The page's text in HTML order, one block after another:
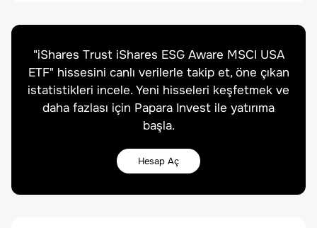
"iShares Trust iShares ESG Aware MSCI USA
ETF" hissesini canlı verilerle takip et, öne çıkan
istatistikleri incele. Yeni hisseleri keşfetmek ve
daha fazlası için Papara Invest ile yatırıma
başla.
Hesap Aç